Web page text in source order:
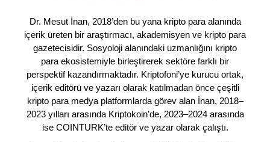
Dr. Mesut İnan, 2018’den bu yana kripto para alanında
içerik üreten bir araştırmacı, akademisyen ve kripto para
gazetecisidir. Sosyoloji alanındaki uzmanlığını kripto
para ekosistemiyle birleştirerek sektöre farklı bir
perspektif kazandırmaktadır. Kriptofoni’ye kurucu ortak,
içerik editörü ve yazarı olarak katılmadan önce çeşitli
kripto para medya platformlarda görev alan İnan, 2018–
2023 yılları arasında Kriptokoin’de, 2023–2024 arasında
ise COINTURK’te editör ve yazar olarak çalıştı.